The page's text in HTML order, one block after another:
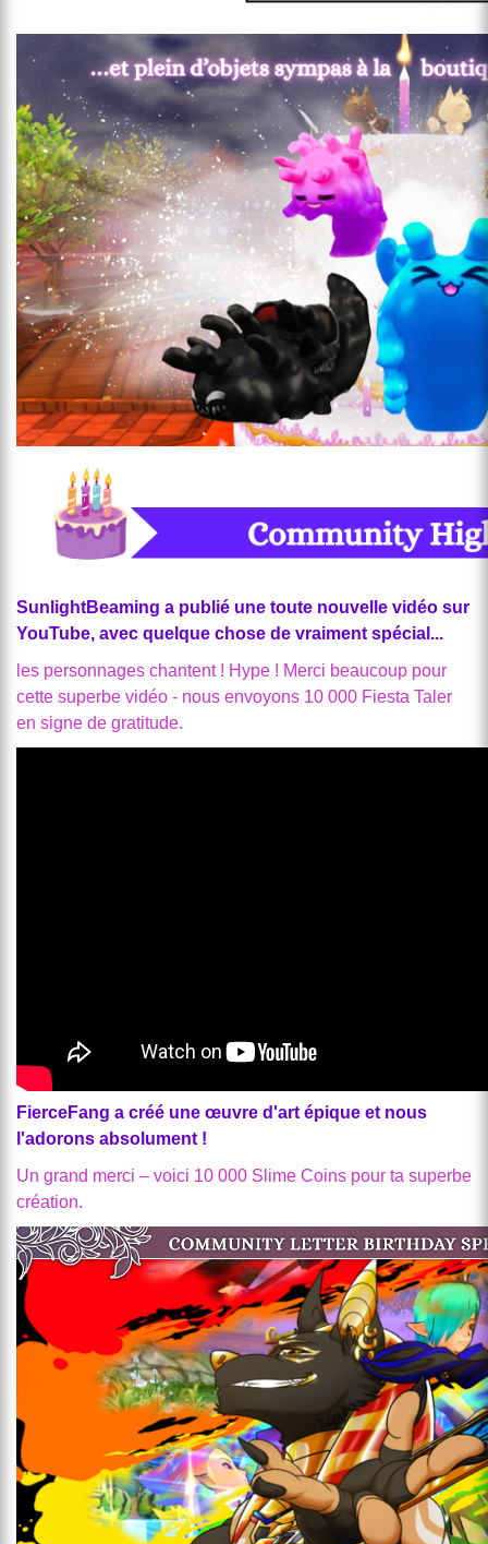
SunlightBeaming a publié une toute nouvelle vidéo sur
YouTube, avec quelque chose de vraiment spécial...
les personnages chantent ! Hype ! Merci beaucoup pour
cette superbe vidéo - nous envoyons 10 000 Fiesta Taler
en signe de gratitude.
FierceFang a créé une œuvre d'art épique et nous
l'adorons absolument !
Un grand merci – voici 10 000 Slime Coins pour ta superbe
création.